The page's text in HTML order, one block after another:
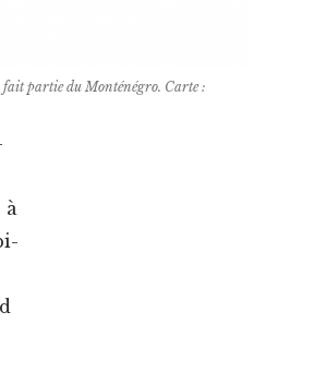
fait par­tie du Mon­téné­gro. Carte :
à